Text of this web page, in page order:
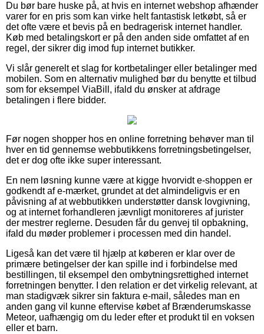
Du bør bare huske på, at hvis en internet webshop afhænder
varer for en pris som kan virke helt fantastisk letkøbt, så er
det ofte være et bevis på en bedragerisk internet handler.
Køb med betalingskort er på den anden side omfattet af en
regel, der sikrer dig imod fup internet butikker.
Vi slår generelt et slag for kortbetalinger eller betalinger med
mobilen. Som en alternativ mulighed bør du benytte et tilbud
som for eksempel ViaBill, ifald du ønsker at afdrage
betalingen i flere bidder.
Før nogen shopper hos en online forretning behøver man til
hver en tid gennemse webbutikkens forretningsbetingelser,
det er dog ofte ikke super interessant.
En nem løsning kunne være at kigge hvorvidt e-shoppen er
godkendt af e-mærket, grundet at det almindeligvis er en
påvisning af at webbutikken understøtter dansk lovgivning,
og at internet forhandleren jævnligt monitoreres af jurister
der mestrer reglerne. Desuden får du genvej til opbakning,
ifald du møder problemer i processen med din handel.
Ligeså kan det være til hjælp at køberen er klar over de
primære betingelser der kan spille ind i forbindelse med
bestillingen, til eksempel den ombytningsrettighed internet
forretningen benytter. I den relation er det virkelig relevant, at
man stadigvæk sikrer sin faktura e-mail, således man en
anden gang vil kunne eftervise købet af Brænderumskasse
Meteor, uafhængig om du leder efter et produkt til en voksen
eller et barn.